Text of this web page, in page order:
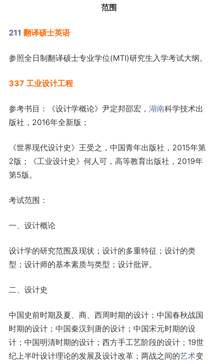
范围
211 翻译硕士英语
参照全日制翻译硕士专业学位(MTI)研究生入学考试大纲。
337 工业设计工程
参考书目：《设计学概论》尹定邦邵宏， 湖南科学技术出
版社，2016年全新版；
《世界现代设计史》王受之，中国青年出版社，2015年第
2版；《工业设计史》何人可，高等教育出版社，2019年
第5版。
考试范围：
一、设计概论
设计学的研究范围及现状；设计的多重特征；设计的类
型；设计师的基本素质与类型；设计批评。
二、设计史
中国史前时期及夏、商、西周时期的设计；中国春秋战国
时期的设计；中国秦汉到唐的设计；中国宋元时期的设
计；中国明清时期的设计；西方手工艺阶段的设计；19世
纪上半叶设计理论的发展及设计改革；两战之间的艺术变